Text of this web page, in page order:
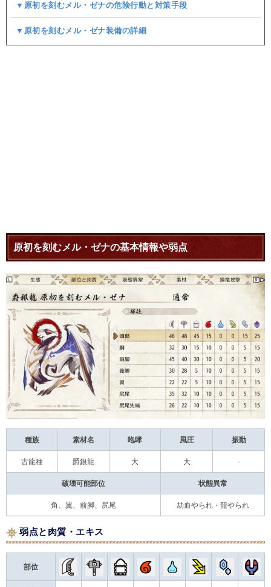
▼原初を刻むメル・ゼナの危険行動と対策手段
▼原初を刻むメル・ゼナ装備の詳細
原初を刻むメル・ゼナの基本情報や弱点
種族 素材名 咆哮 風圧 振動
古龍種 爵銀龍 大 大 -
破壊可能部位 状態異常
角、翼、前脚、尻尾 劫血やられ・龍やられ
弱点と肉質・エキス
部位